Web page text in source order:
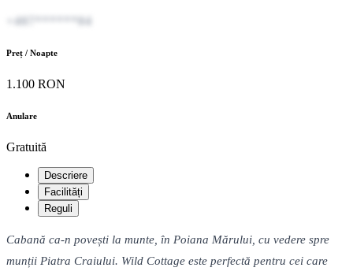
+407******04
Preț / Noapte
1.100 RON
Anulare
Gratuită
Descriere
Facilități
Reguli
Cabană ca-n povești la munte, în Poiana Mărului, cu vedere spre
munții Piatra Craiului. Wild Cottage este perfectă pentru cei care